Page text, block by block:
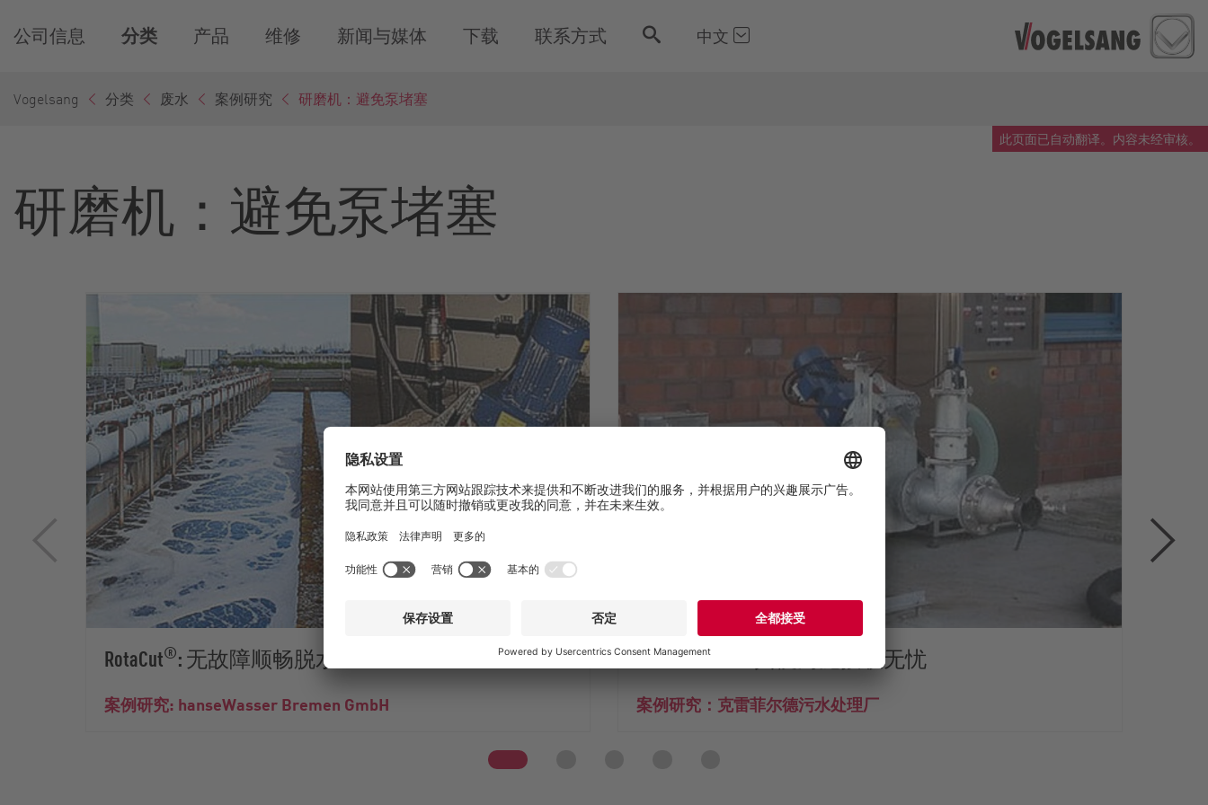
公司信息 分类 产品 维修 新闻与媒体 下载 联系方式 中文
Vogelsang 分类 废水 案例研究 研磨机：避免泵堵塞
此页面已自动翻译。内容未经审核。
研磨机：避免泵堵塞
RotaCut®: 无故障顺畅脱水
案例研究: hanseWasser Bremen GmbH
RotaCut RC ：粪便污泥接收无忧
案例研究：克雷菲尔德污水处理厂